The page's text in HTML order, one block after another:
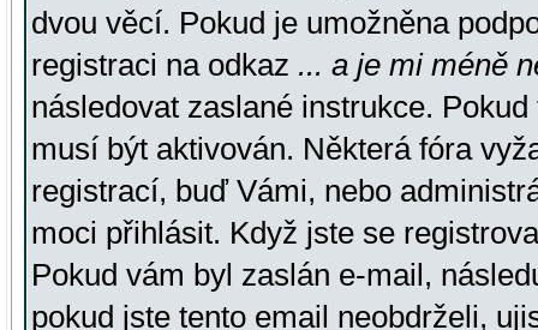
dvou věcí. Pokud je umožněna
registraci na odkaz ... a je mi méně
následovat zaslané instrukce.
musí být aktivován. Některá fóra
registrací, buď Vámi, nebo
moci přihlásit. Když jste se
Pokud vám byl zaslán e-mail,
pokud jste tento email neobdrželi,